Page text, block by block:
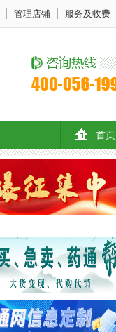
管理店铺 服务及收费
首页